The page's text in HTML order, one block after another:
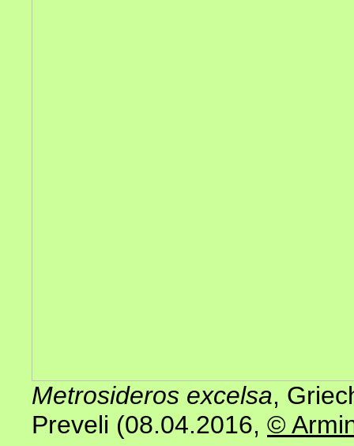
Metrosideros excelsa,
Preveli (08.04.2016, ©